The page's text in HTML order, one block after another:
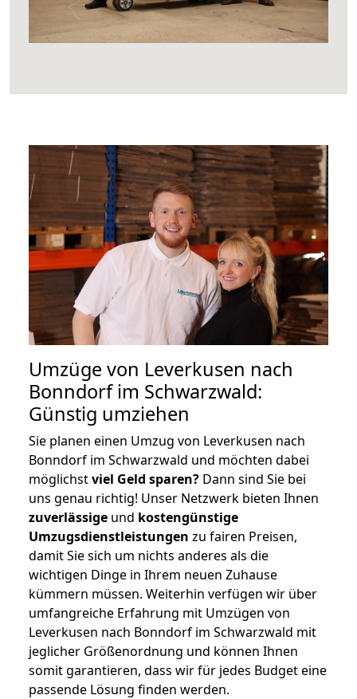
Umzüge von Leverkusen nach
Bonndorf im Schwarzwald:
Günstig umziehen
Sie planen einen Umzug von Leverkusen nach
Bonndorf im Schwarzwald und möchten dabei
möglichstviel Geld sparen? Dann sind Sie bei
uns genau richtig! Unser Netzwerk bieten Ihnen
zuverlässige und kostengünstige
Umzugsdienstleistungen zu fairen Preisen,
damit Sie sich um nichts anderes als die
wichtigen Dinge in Ihrem neuen Zuhause
kümmern müssen. Weiterhin verfügen wir über
umfangreiche Erfahrung mit Umzügen von
Leverkusen nach Bonndorf im Schwarzwald mit
jeglicher Größenordnung und können Ihnen
somit garantieren, dass wir für jedes Budget eine
passende Lösung finden werden.